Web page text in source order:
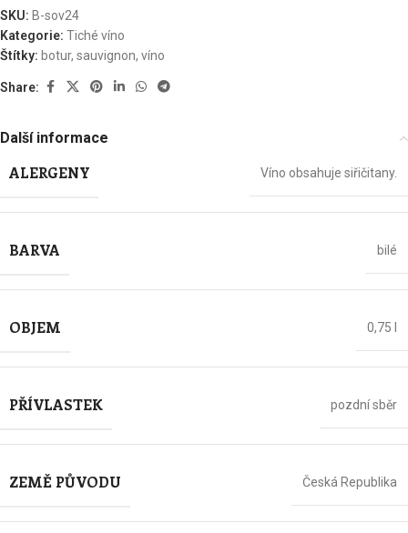
SKU: B-sov24
Kategorie: Tiché víno
Štítky: botur, sauvignon, víno
Share:
Další informace
ALERGENY Víno obsahuje siřičitany.
BARVA bilé
OBJEM 0,75 l
PŘÍVLASTEK pozdní sběr
ZEMĚ PŮVODU Česká Republika